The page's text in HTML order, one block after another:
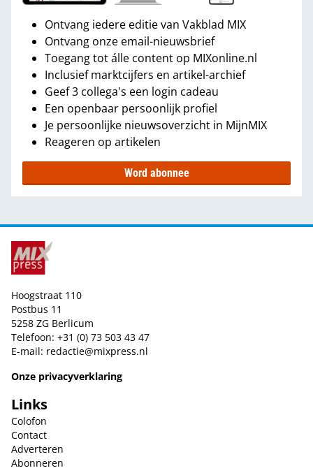
Ontvang iedere editie van Vakblad MIX
Ontvang onze email-nieuwsbrief
Toegang tot álle content op MIXonline.nl
Inclusief marktcijfers en artikel-archief
Geef 3 collega's een login cadeau
Een openbaar persoonlijk profiel
Je persoonlijke nieuwsoverzicht in MijnMIX
Reageren op artikelen
Word abonnee
Hoogstraat 110
Postbus 11
5258 ZG Berlicum
Telefoon: +31 (0) 73 503 43 47
E-mail: redactie@mixpress.nl
Onze privacyverklaring
Links
Colofon
Contact
Adverteren
Abonneren